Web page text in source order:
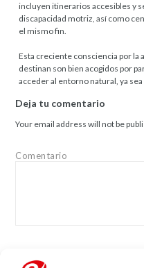
incluyen itinerarios accesibles y
discapacidad motriz, así como
el mismo fin.
Esta creciente consciencia por la
destinan son bien acogidos por
acceder al entorno natural, ya sea
Deja tu comentario
Your email address will not be
Comentario